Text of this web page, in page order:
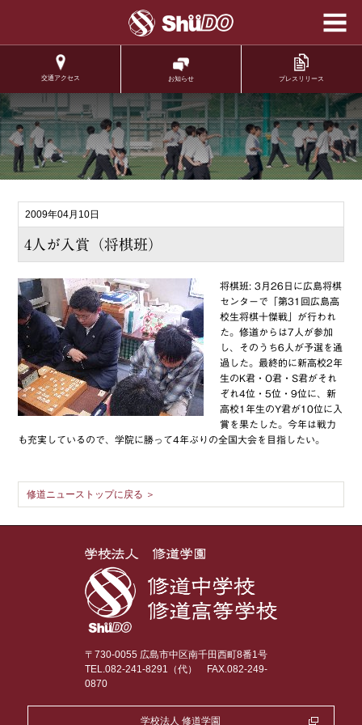
学校法人修道学園 修
交通アクセス お知らせ プレスリリース
.
2009年04月10日
4人が入賞（将棋班）
将棋班: 3月26日に広島将棋
センターで「第31回広島高
校生将棋十傑戦」が行われ
た。修道からは7人が参加
し、そのうち6人が予選を通
過した。最終的に新高校2年
生のK君・O君・S君がそれ
ぞれ4位・5位・9位に、新
高校1年生のY君が10位に入
賞を果たした。今年は戦力
も充実しているので、学院に勝って4年ぶりの全国大会を目指したい。
修道ニューストップに戻る ＞
〒730-0055 広島市中区南千田西町8番1号
TEL.082-241-8291（代）
FAX.082-249-
0870
学校法人 修道学園